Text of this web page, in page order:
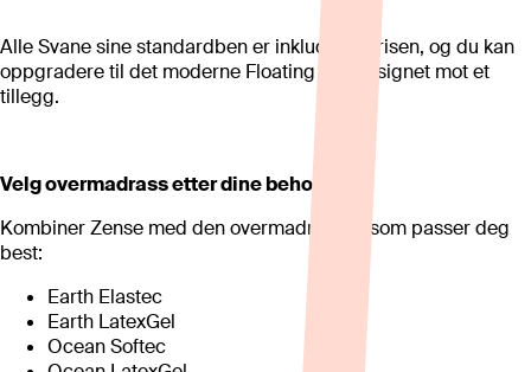
Alle Svane sine standardben er inkludert i prisen, og du kan
oppgradere til det moderne Floating leg-designet mot et
tillegg.
Velg overmadrass etter dine behov
Kombiner Zense med den overmadrassen som passer deg
best:
Earth Elastec
Earth LatexGel
Ocean Softec